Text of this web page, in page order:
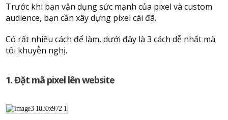
Trước khi bạn vận dụng sức mạnh của pixel và custom
audience, bạn cần xây dựng pixel cái đã.
Có rất nhiều cách để làm, dưới đây là 3 cách dễ nhất mà
tôi khuyễn nghị.
1. Đặt mã pixel lên website